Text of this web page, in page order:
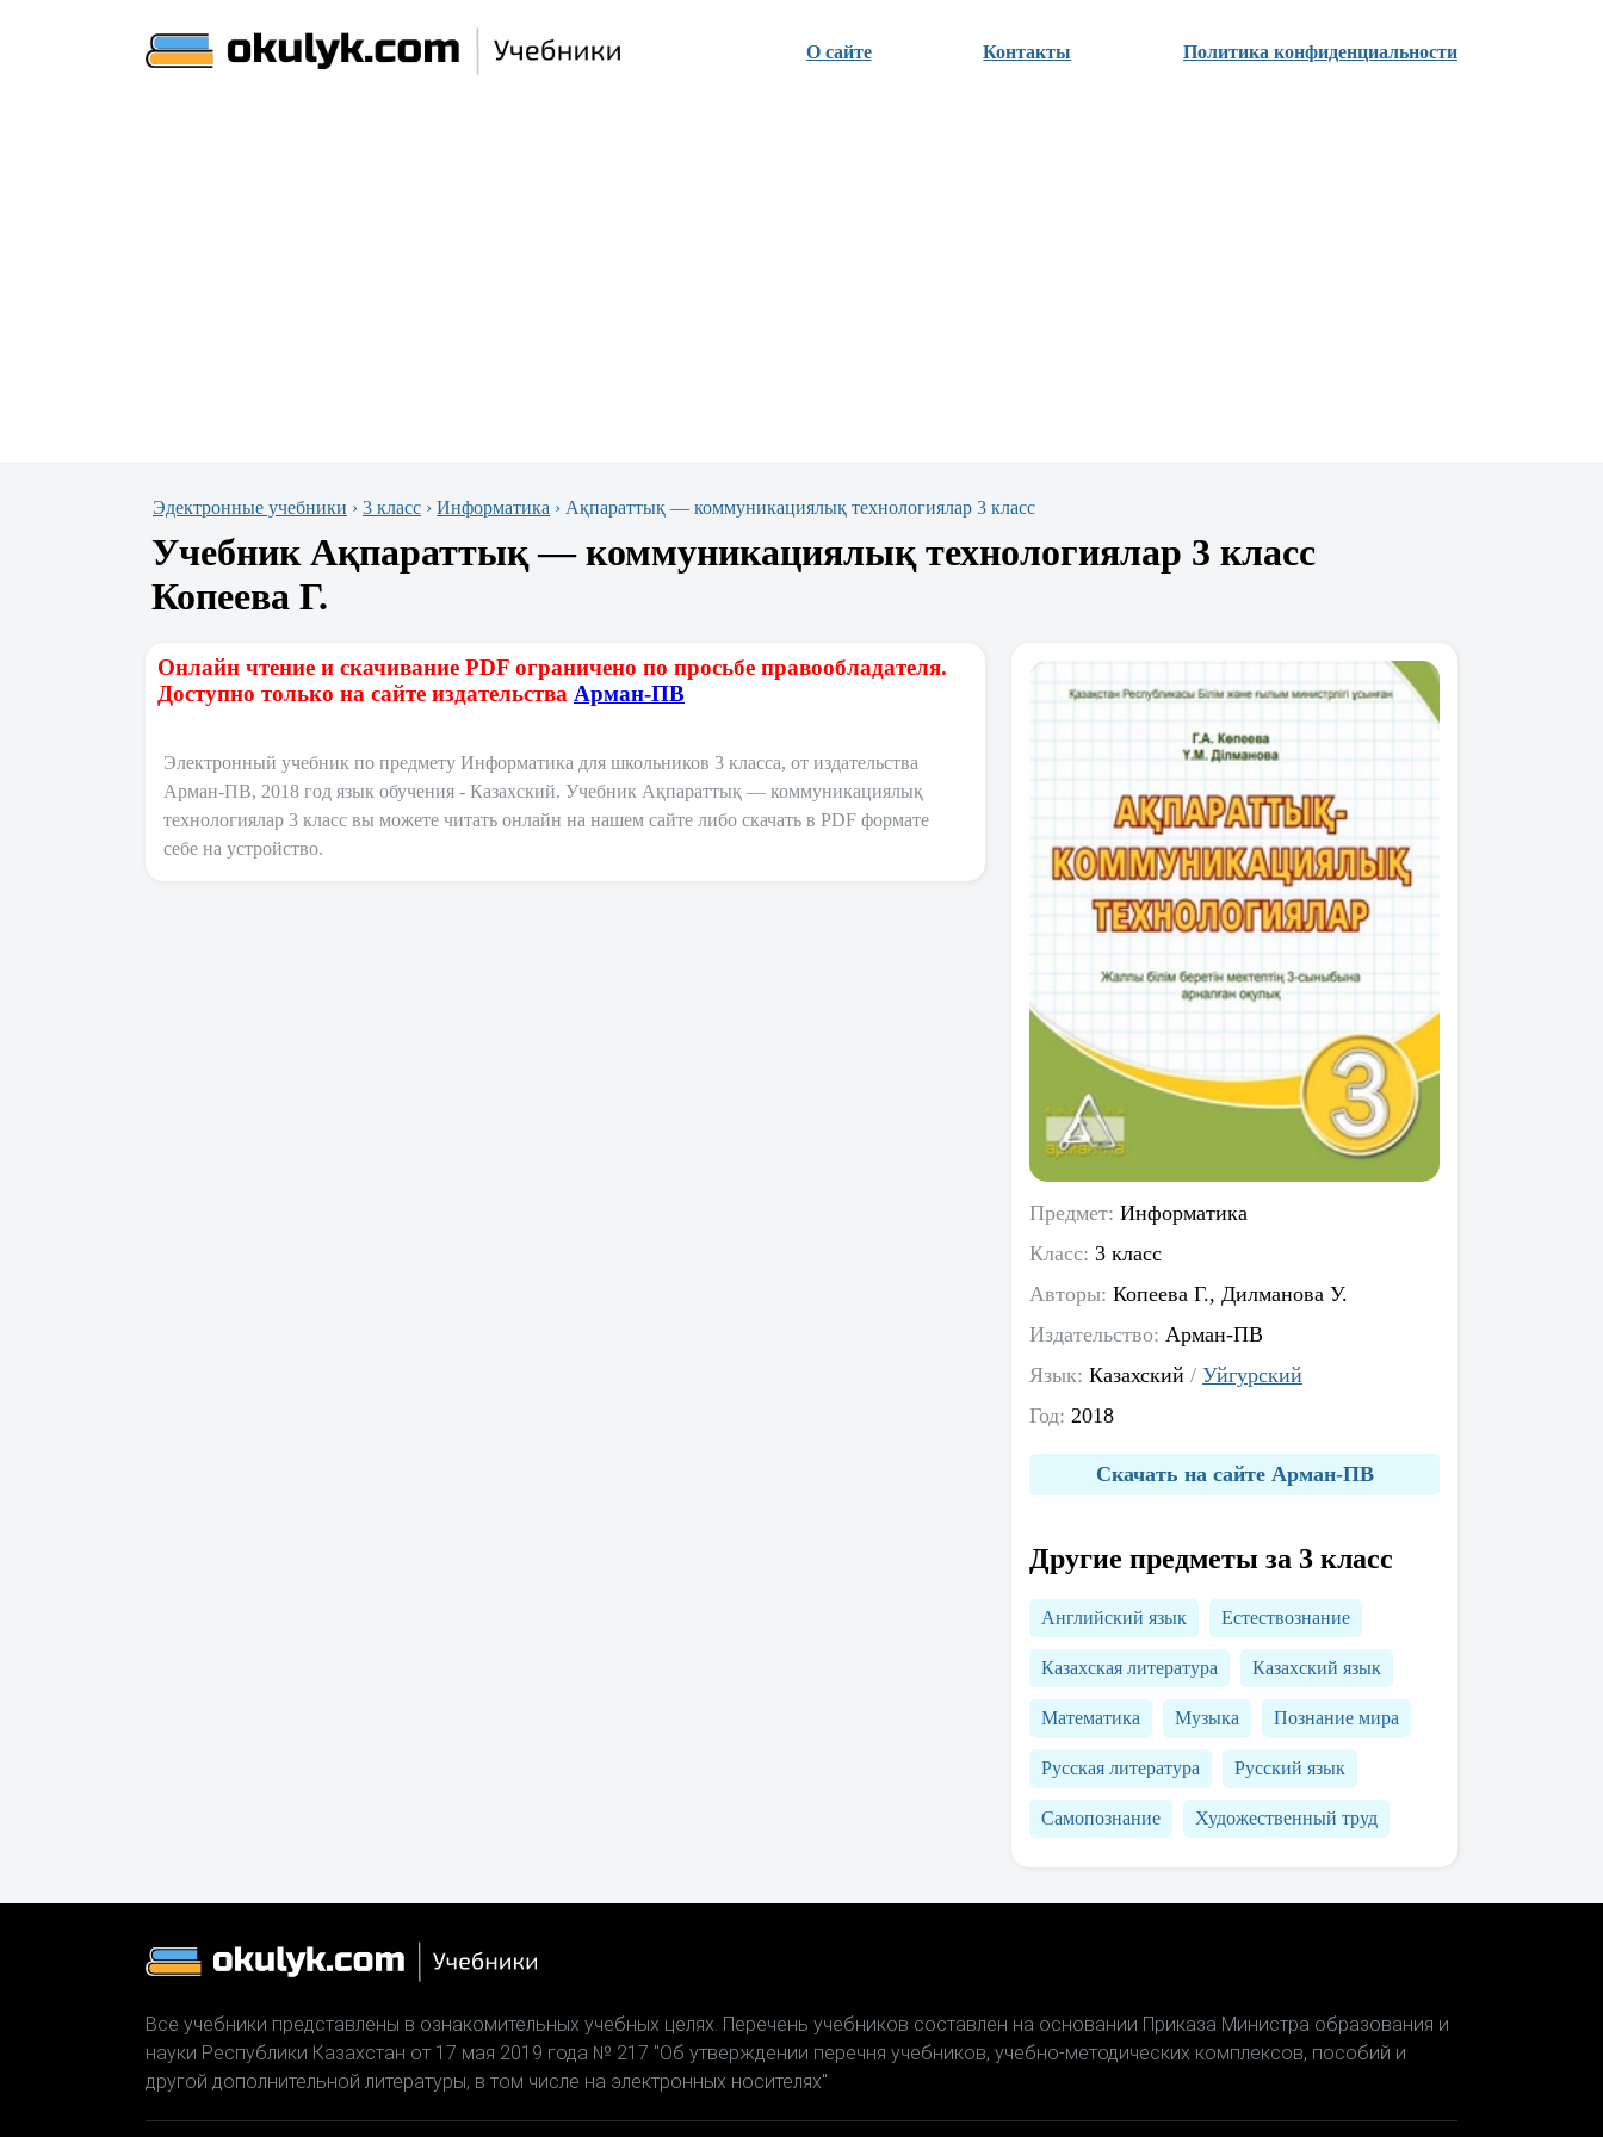
О сайте Контакты Политика конфиденциальности
Эдектронные учебники › 3 класс › Информатика › Ақпараттық — коммуникациялық технологиялар 3 класс
Учебник Ақпараттық — коммуникациялық технологиялар 3 класс
Копеева Г.
Онлайн чтение и скачивание PDF ограничено по просьбе правообладателя.
Доступно только на сайте издательства Арман-ПВ
Электронный учебник по предмету Информатика для школьников 3 класса, от издательства
Арман-ПВ, 2018 год язык обучения - Казахский. Учебник Ақпараттық — коммуникациялық
технологиялар 3 класс вы можете читать онлайн на нашем сайте либо скачать в PDF формате
себе на устройство.
Предмет: Информатика
Класс: 3 класс
Авторы: Копеева Г., Дилманова У.
Издательство: Арман-ПВ
Язык: Казахский / Уйгурский
Год: 2018
Скачать на сайте Арман-ПВ
Другие предметы за 3 класс
Английский язык Естествознание
Казахская литература Казахский язык
Математика Музыка Познание мира
Русская литература Русский язык
Самопознание Художественный труд
Все учебники представлены в ознакомительных учебных целях. Перечень учебников составлен на основании Приказа Министра образования и
науки Республики Казахстан от 17 мая 2019 года № 217 "Об утверждении перечня учебников, учебно-методических комплексов, пособий и
другой дополнительной литературы, в том числе на электронных носителях"